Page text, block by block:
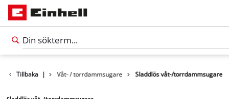
Tillbaka | Våt- / torrdammsugare Sladdlös våt-/torrdammsugare